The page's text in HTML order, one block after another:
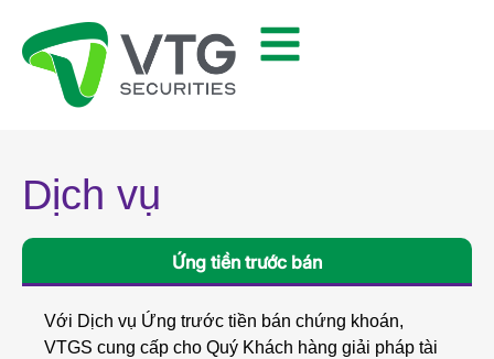
Dịch vụ
Ứng tiền trước bán
Với Dịch vụ Ứng trước tiền bán chứng khoán,
VTGS cung cấp cho Quý Khách hàng giải pháp tài